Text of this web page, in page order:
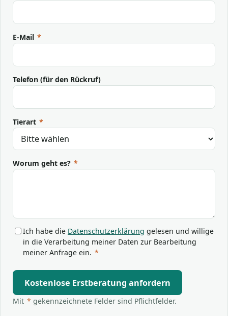
E-Mail *
Telefon (für den Rückruf)
Tierart *
Worum geht es? *
Ich habe die Datenschutzerklärung gelesen und willige
in die Verarbeitung meiner Daten zur Bearbeitung
meiner Anfrage ein. *
Kostenlose Erstberatung anfordern
Mit * gekennzeichnete Felder sind Pflichtfelder.